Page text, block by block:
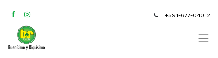
+591-677-04012